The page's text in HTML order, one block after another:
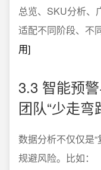
总览、SKU分析、
适配不同阶段、不
用]
3.3 智能预
团队“少走弯
数据分析不仅仅是“
规避风险。比如：